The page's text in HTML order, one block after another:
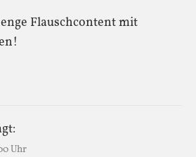
Flauschcontent mit
Uhr